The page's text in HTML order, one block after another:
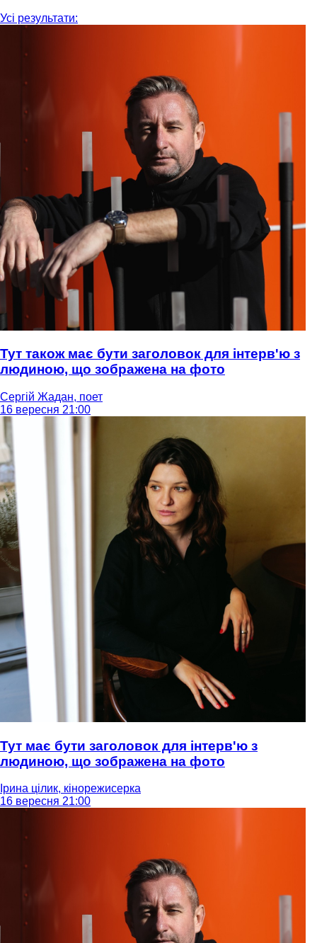
Усі результати:
Тут також має бути заголовок для інтерв'ю з
людиною, що зображена на фото
Сергій Жадан, поет
16 вересня 21:00
Тут має бути заголовок для інтерв'ю з
людиною, що зображена на фото
Ірина цілик, кінорежисерка
16 вересня 21:00